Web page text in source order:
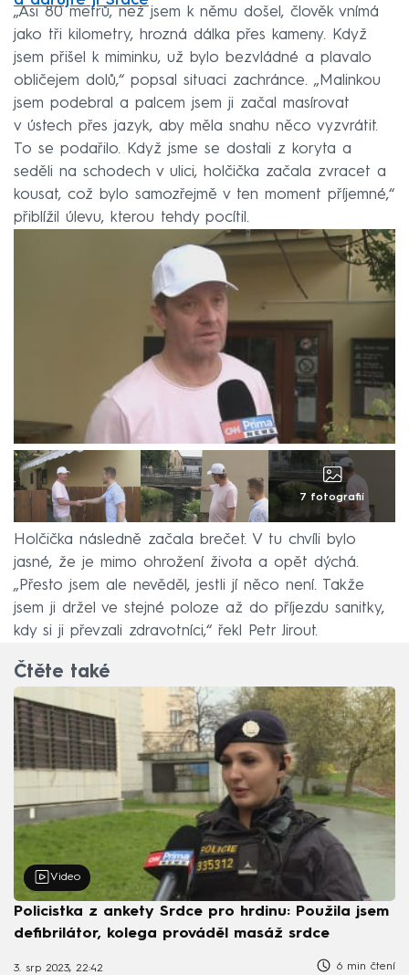
„Asi 80 metrů, než jsem k němu došel, člověk vnímá
jako tři kilometry, hrozná dálka přes kameny. Když
jsem přišel k miminku, už bylo bezvládné a plavalo
obličejem dolů,“ popsal situaci zachránce. „Malinkou
jsem podebral a palcem jsem ji začal masírovat
v ústech přes jazyk, aby měla snahu něco vyzvrátit.
To se podařilo. Když jsme se dostali z koryta a
seděli na schodech v ulici, holčička začala zvracet a
kousat, což bylo samozřejmě v ten moment příjemné,“
přiblížil úlevu, kterou tehdy pocítil.
7 fotografií
Holčička následně začala brečet. V tu chvíli bylo
jasné, že je mimo ohrožení života a opět dýchá.
„Přesto jsem ale nevěděl, jestli jí něco není. Takže
jsem ji držel ve stejné poloze až do příjezdu sanitky,
kdy si ji převzali zdravotníci,“ řekl Petr Jirout.
Čtěte také
Video
Policistka z ankety Srdce pro hrdinu: Použila jsem
defibrilátor, kolega prováděl masáž srdce
3. srp 2023, 22:42 6 min čtení